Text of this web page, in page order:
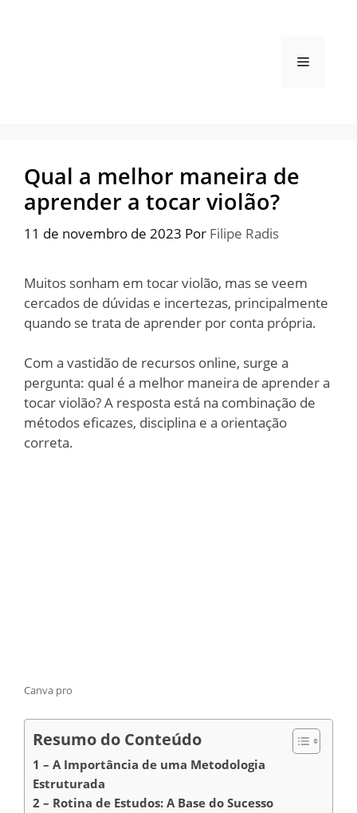
Menu
Qual a melhor maneira de
aprender a tocar violão?
11 de novembro de 2023 Por Filipe Radis
Muitos sonham em tocar violão, mas se veem
cercados de dúvidas e incertezas, principalmente
quando se trata de aprender por conta própria.
Com a vastidão de recursos online, surge a
pergunta: qual é a melhor maneira de aprender a
tocar violão? A resposta está na combinação de
métodos eficazes, disciplina e a orientação
correta.
Canva pro
Resumo do Conteúdo
1 – A Importância de uma Metodologia
Estruturada
2 – Rotina de Estudos: A Base do Sucesso